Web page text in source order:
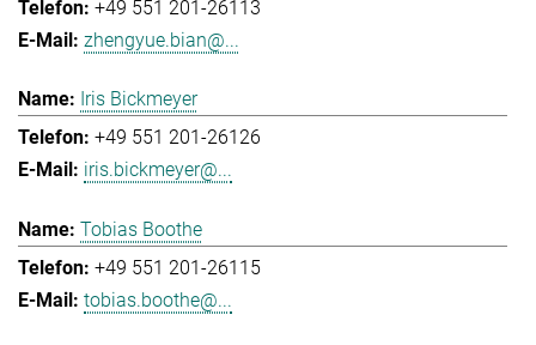
+49 551 201-26113
zhengyue.bian@...
Iris Bickmeyer
+49 551 201-26126
iris.bickmeyer@...
Tobias Boothe
+49 551 201-26115
tobias.boothe@...